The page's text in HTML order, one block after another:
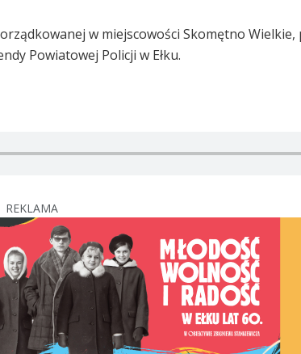
w miejscowości Skomętno Wielkie,
Powiatowej Policji w Ełku.
REKLAMA